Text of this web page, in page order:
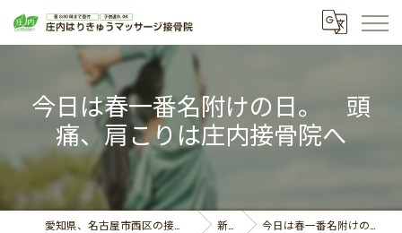
今日は春一番名附けの日。 頭
痛、肩こりは庄内接骨院へ
愛知県、名古屋市西区の接骨院なら庄内はりきゅうマッサージ接骨院 新着情報 今日は春一番名附けの日。 頭痛、肩こりは庄内接骨院へ